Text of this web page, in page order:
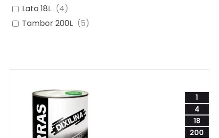
Lata 18L (4)
Tambor 200L (5)
1
4
18
200